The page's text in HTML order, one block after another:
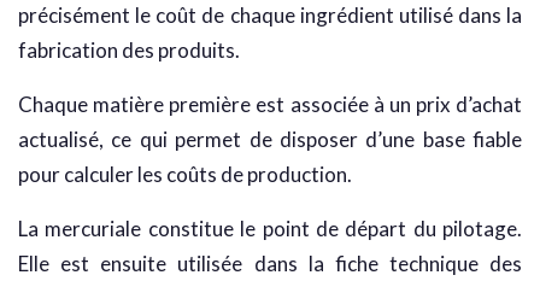
précisément le coût de chaque ingrédient utilisé dans la
fabrication des produits.
Chaque matière première est associée à un prix d’achat
actualisé, ce qui permet de disposer d’une base fiable
pour calculer les coûts de production.
La mercuriale constitue le point de départ du pilotage.
Elle est ensuite utilisée dans la fiche technique des